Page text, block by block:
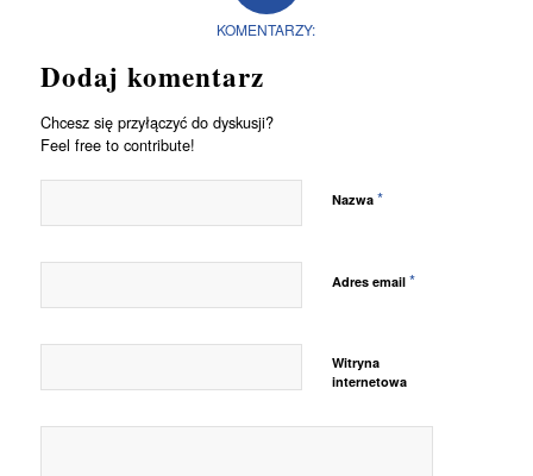
KOMENTARZY:
Dodaj komentarz
Chcesz się przyłączyć do dyskusji?
Feel free to contribute!
Nazwa *
Adres email *
Witryna
internetowa